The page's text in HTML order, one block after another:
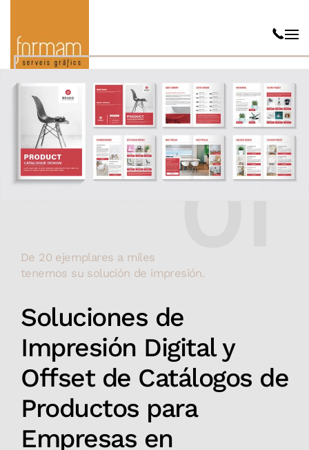
De 20 ejemplares a miles
tenemos su solución de impresión.
Soluciones de
Impresión Digital y
Offset de Catálogos de
Productos para
Empresas en